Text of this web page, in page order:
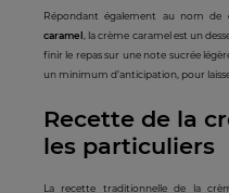
Répondant également au nom de
caramel , la crème caramel est un
finir le repas sur une note sucrée
un minimum d’anticipation, pour
Recette de la
les particuliers
La recette traditionnelle de la